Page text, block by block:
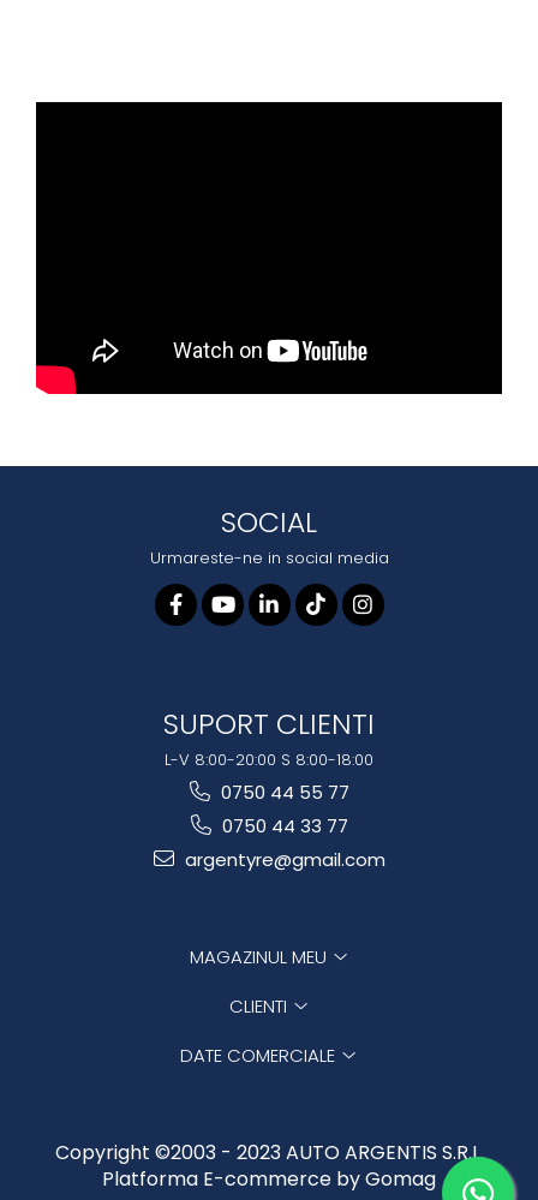
SOCIAL
Urmareste-ne in social media
SUPORT CLIENTI
L-V 8:00-20:00 S 8:00-18:00
0750 44 55 77
0750 44 33 77
argentyre@gmail.com
MAGAZINUL MEU
CLIENTI
DATE COMERCIALE
Copyright ©2003 - 2023 AUTO ARGENTIS S.R.L.
Platforma E-commerce by Gomag